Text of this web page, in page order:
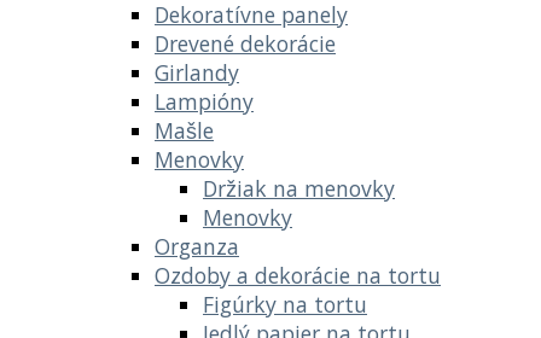
Dekoratívne panely
Drevené dekorácie
Girlandy
Lampióny
Mašle
Menovky
Držiak na menovky
Menovky
Organza
Ozdoby a dekorácie na tortu
Figúrky na tortu